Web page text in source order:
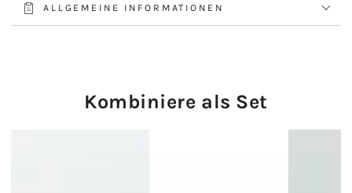
ALLGEMEINE INFORMATIONEN
Kombiniere als Set